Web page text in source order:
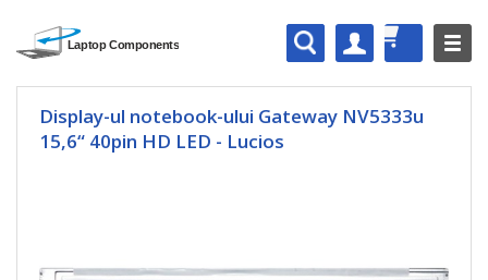
Display-ul notebook-ului Gateway NV5333u
15,6“ 40pin HD LED - Lucios